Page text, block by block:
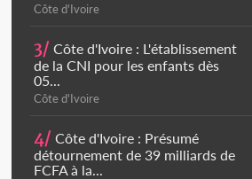
Côte d'Ivoire
3/ Côte d'Ivoire : L'établissement
de la CNI pour les enfants dès
05...
Côte d'Ivoire
4/ Côte d'Ivoire : Présumé
détournement de 39 milliards de
FCFA à la...